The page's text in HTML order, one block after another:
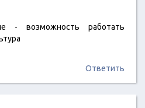
- возможность работать
Ответить